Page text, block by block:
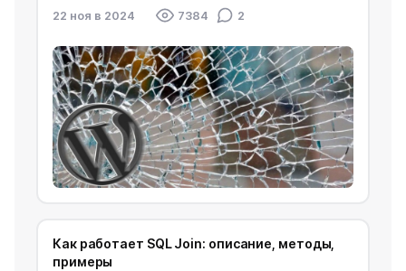
22 ноя в 2024 7384 2
Как работает SQL Join: описание, методы,
примеры